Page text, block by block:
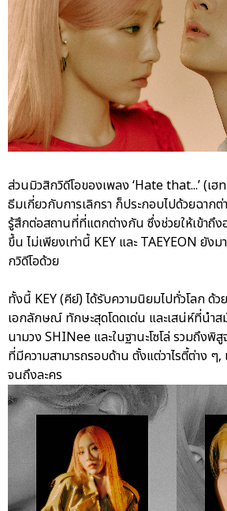
ส่วนมิวสิกวิดีโอของเพลง ‘Hate that...’ (เ
ธีมเกี่ยวกับการเลิกรา ก็ประกอบไปด้วยฉาก
รู้สึกต่อสถานที่ที่แตกต่างกัน ซึ่งช่วยให้เข้าถึ
ขึ้น ไม่เพียงเท่านี้ KEY และ TAEYEON ยัง
กวิดีโอด้วย
ทั้งนี้ KEY (คีย์) ได้รับความนิยมไปทั่วโลก ด้
เอกลักษณ์ ทักษะสุดโดดเด่น และเสน่ห์ที่นำส
นามวง SHINee และในฐานะโซโล่ รวมถึง
ที่มีความสามารถรอบด้าน ตั้งแต่วาไรตี้ต่าง
จนถึงละคร